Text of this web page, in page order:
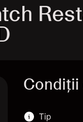
Condiții
Tip